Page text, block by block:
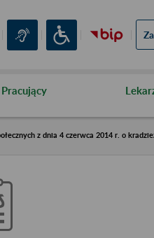
Pracujący
z dnia 4 czerwca 2014 r. o